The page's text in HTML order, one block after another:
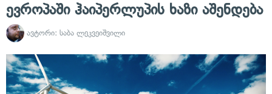
ევროპაში ჰაიპერლუპის ხაზი აშენდება
ავტორი: საბა ლეკვეიშვილი